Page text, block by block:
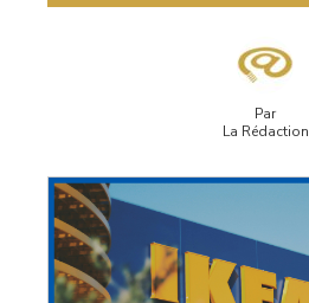
Par
La Rédaction